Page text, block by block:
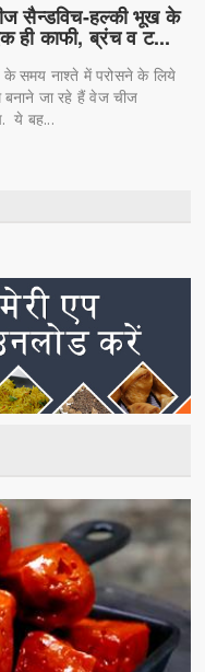
सैन्डविच-हल्की भूख के
ही काफी, ब्रंच व ट...
के समय नाश्ते में परोसने के लिये
जा रहे हैं वेज चीज
ये बह...